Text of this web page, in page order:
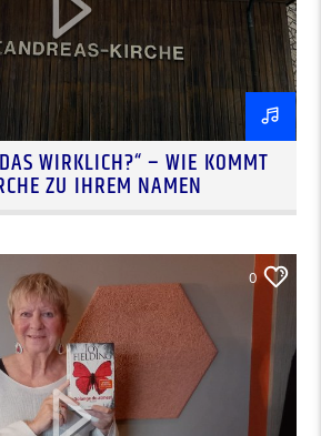
WIRKLICH?“ – WIE KOMMT
ZU IHREM NAMEN
0